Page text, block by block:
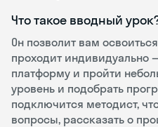
Что такое вводный
Он позволит вам
проходит
платформу и пройти
уровень и подобрать
подключится методист,
вопросы, рассказать о